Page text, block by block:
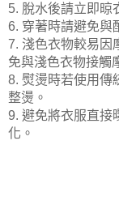
5. 脫水後請立即晾
6. 穿著時請避免與
7. 淺色衣物較易因
免與淺色衣物接觸
8. 熨燙時若使用傳
整燙。
9. 避免將衣服直接
化。